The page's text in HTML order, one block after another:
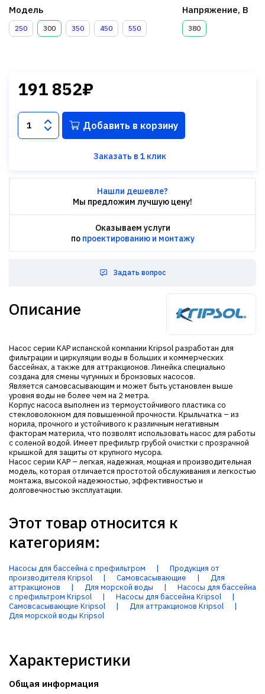
Модель
250 300 350 450 550
Напряжение, В
380
191 852₽
Добавить в корзину
Заказать в 1 клик
Нашли дешевле?
Мы предложим лучшую цену!
Оказываем услуги
по проектированию и монтажу
Задать вопрос
Описание
Насос серии KAP испанской компании Kripsol разработан для
фильтрации и циркуляции воды в больших и коммерческих
бассейнах, а также для аттракционов. Линейка специально
создана для смены чугунных и бронзовых насосов.
Является самовсасывающим и может быть установлен выше
уровня воды не более чем на 2 метра.
Корпус насоса выполнен из термоустойчивого пластика со
стекловолокном для повышенной прочности. Крыльчатка – из
норила, прочного и устойчивого к различным негативным
факторам материла, что позволят использовать насос для работы
с соленой водой. Имеет префильтр грубой очистки с прозрачной
крышкой для защиты от крупного мусора.
Насос серии KAP – легкая, надежная, мощная и производительная
модель, которая отличается простотой обслуживания и легкостью
монтажа, высокой надежностью, эффективностью и
долговечностью эксплуатации.
Этот товар относится к
категориям:
Насосы для бассейна с префильтром |
Продукция от
производителя Kripsol
| Самовсасывающие |
Для
аттракционов
| Для морской воды |
Насосы для бассейна
с префильтром Kripsol
| Насосы для бассейна Kripsol
|
Самовсасывающие Kripsol
| Для аттракционов Kripsol
|
Для морской воды Kripsol
Характеристики
Общая информация